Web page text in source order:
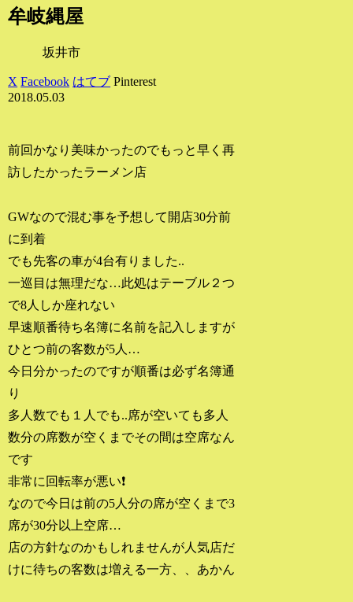
牟岐縄屋
坂井市
X Facebook はてブ Pinterest
2018.05.03
前回かなり美味かったのでもっと早く再
訪したかったラーメン店
GWなので混む事を予想して開店30分前
に到着
でも先客の車が4台有りました..
一巡目は無理だな…此処はテーブル２つ
で8人しか座れない
早速順番待ち名簿に名前を記入しますが
ひとつ前の客数が5人…
今日分かったのですが順番は必ず名簿通
り
多人数でも１人でも..席が空いても多人
数分の席数が空くまでその間は空席なん
です
非常に回転率が悪い❗
なので今日は前の5人分の席が空くまで3
席が30分以上空席…
店の方針なのかもしれませんが人気店だ
けに待ちの客数は増える一方、、あかん